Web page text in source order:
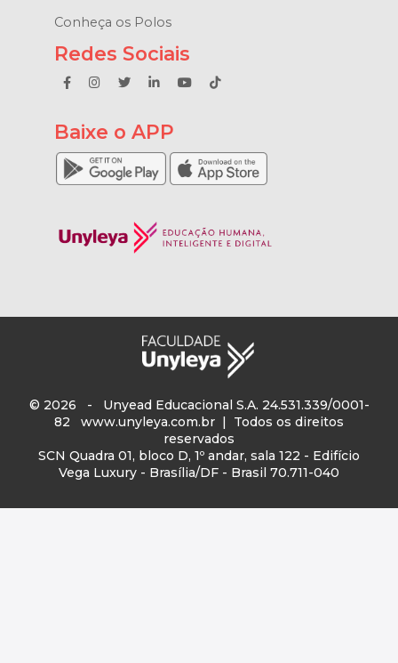
Conheça os Polos
Redes Sociais
Baixe o APP
© 2026 - Unyead Educacional S.A. 24.531.339/0001-
82 www.unyleya.com.br | Todos os direitos
reservados
SCN Quadra 01, bloco D, 1º andar, sala 122 - Edifício
Vega Luxury - Brasília/DF - Brasil 70.711-040